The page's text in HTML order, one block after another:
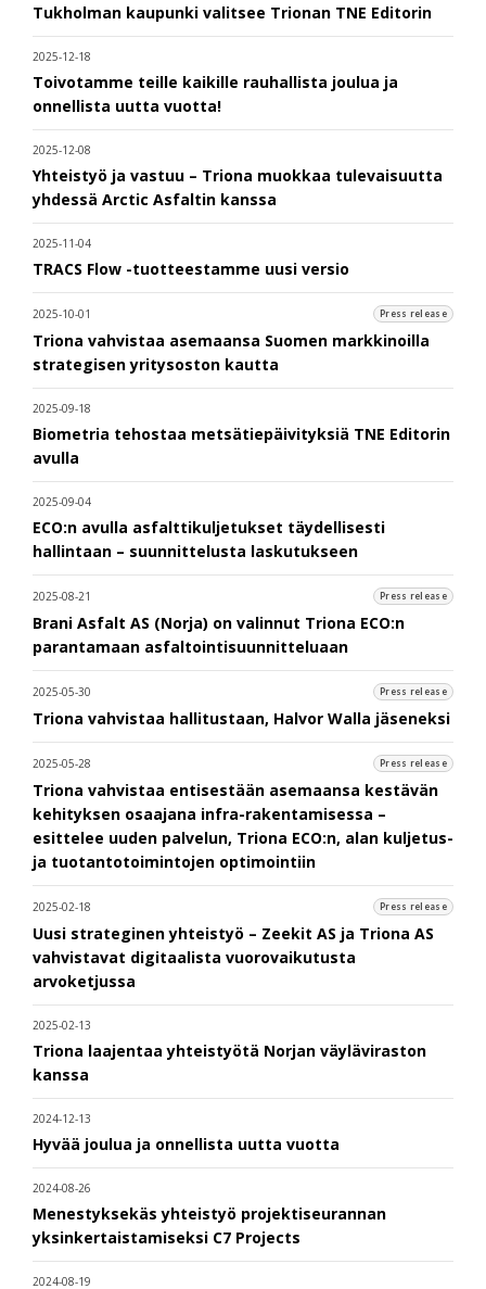
Tukholman kaupunki valitsee Trionan TNE Editorin
2025-12-18
Toivotamme teille kaikille rauhallista joulua ja
onnellista uutta vuotta!
2025-12-08
Yhteistyö ja vastuu – Triona muokkaa tulevaisuutta
yhdessä Arctic Asfaltin kanssa
2025-11-04
TRACS Flow -tuotteestamme uusi versio
2025-10-01 Press release
Triona vahvistaa asemaansa Suomen markkinoilla
strategisen yritysoston kautta
2025-09-18
Biometria tehostaa metsätiepäivityksiä TNE Editorin
avulla
2025-09-04
ECO:n avulla asfalttikuljetukset täydellisesti
hallintaan – suunnittelusta laskutukseen
2025-08-21 Press release
Brani Asfalt AS (Norja) on valinnut Triona ECO:n
parantamaan asfaltointisuunnitteluaan
2025-05-30 Press release
Triona vahvistaa hallitustaan, Halvor Walla jäseneksi
2025-05-28 Press release
Triona vahvistaa entisestään asemaansa kestävän
kehityksen osaajana infra-rakentamisessa –
esittelee uuden palvelun, Triona ECO:n, alan kuljetus-
ja tuotantotoimintojen optimointiin
2025-02-18 Press release
Uusi strateginen yhteistyö – Zeekit AS ja Triona AS
vahvistavat digitaalista vuorovaikutusta
arvoketjussa
2025-02-13
Triona laajentaa yhteistyötä Norjan väyläviraston
kanssa
2024-12-13
Hyvää joulua ja onnellista uutta vuotta
2024-08-26
Menestyksekäs yhteistyö projektiseurannan
yksinkertaistamiseksi C7 Projects
2024-08-19